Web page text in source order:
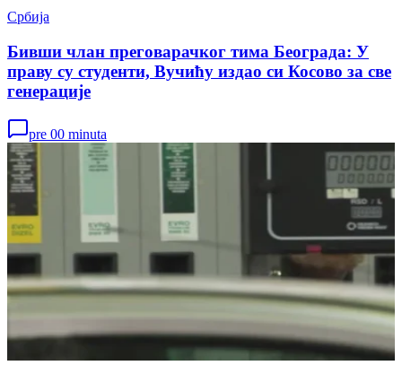
Србија
Бивши члан преговарачког тима Београда: У
праву су студенти, Вучићу издао си Косово за све
генерације
pre 00 minuta